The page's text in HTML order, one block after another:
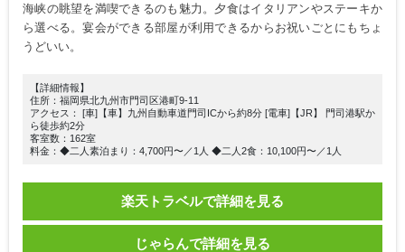
海峡の眺望を満喫できるのも魅力。夕食はイタリアンやステーキか
ら選べる。宴会ができる部屋が利用できるからお祝いごとにもちょ
うどいい。
【詳細情報】
住所：福岡県北九州市門司区港町9-11
アクセス： [車]【車】九州自動車道門司ICから約8分 [電車]【JR】 門司港駅か
ら徒歩約2分
客室数：162室
料金：◆二人素泊まり：4,700円〜／1人 ◆二人2食：10,100円〜／1人
楽天トラベルで詳細を見る
じゃらんで詳細を見る